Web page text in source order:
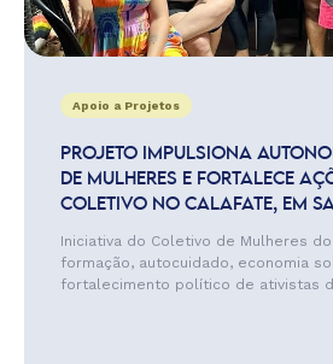
Apoio a Projetos
PROJETO IMPULSIONA
DE MULHERES E FORTALECE
COLETIVO NO CALAFATE, EM
Iniciativa do Coletivo de Mulheres
formação, autocuidado, economia
fortalecimento político de ativistas